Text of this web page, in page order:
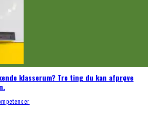
klasserum? Tre ting du kan afprøve